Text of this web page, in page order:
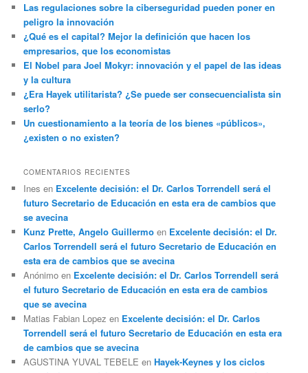
Las regulaciones sobre la ciberseguridad pueden poner en
peligro la innovación
¿Qué es el capital? Mejor la definición que hacen los
empresarios, que los economistas
El Nobel para Joel Mokyr: innovación y el papel de las ideas
y la cultura
¿Era Hayek utilitarista? ¿Se puede ser consecuencialista sin
serlo?
Un cuestionamiento a la teoría de los bienes «públicos»,
¿existen o no existen?
COMENTARIOS RECIENTES
Ines en Excelente decisión: el Dr. Carlos Torrendell será el
futuro Secretario de Educación en esta era de cambios que
se avecina
Kunz Prette, Angelo Guillermo en Excelente decisión: el Dr.
Carlos Torrendell será el futuro Secretario de Educación en
esta era de cambios que se avecina
Anónimo en Excelente decisión: el Dr. Carlos Torrendell será
el futuro Secretario de Educación en esta era de cambios
que se avecina
Matias Fabian Lopez en Excelente decisión: el Dr. Carlos
Torrendell será el futuro Secretario de Educación en esta era
de cambios que se avecina
AGUSTINA YUVAL TEBELE enHayek-Keynes y los ciclos